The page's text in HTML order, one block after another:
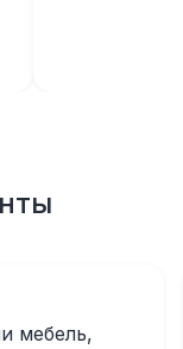
мебель,